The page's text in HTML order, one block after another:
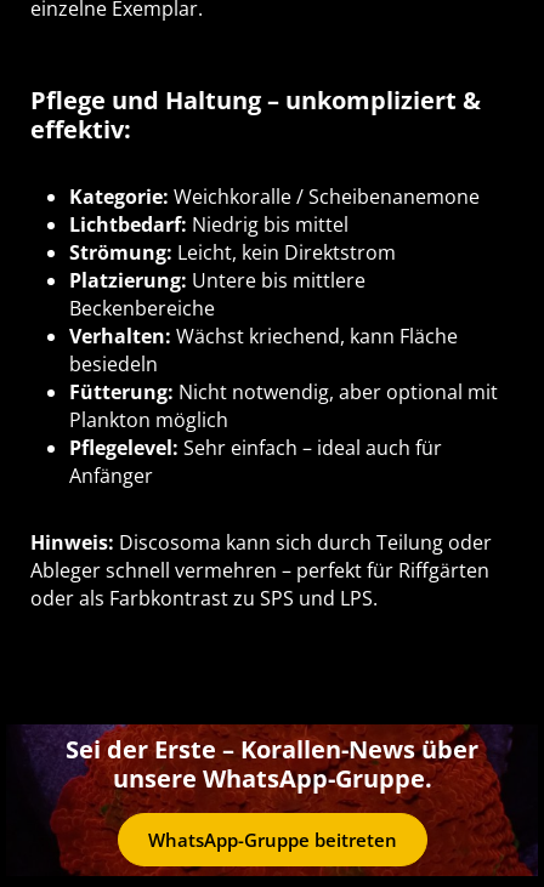
einzelne Exemplar.
Pflege und Haltung – unkompliziert &
effektiv:
Kategorie: Weichkoralle / Scheibenanemone
Lichtbedarf: Niedrig bis mittel
Strömung: Leicht, kein Direktstrom
Platzierung: Untere bis mittlere
Beckenbereiche
Verhalten: Wächst kriechend, kann Fläche
besiedeln
Fütterung: Nicht notwendig, aber optional mit
Plankton möglich
Pflegelevel: Sehr einfach – ideal auch für
Anfänger
Hinweis: Discosoma kann sich durch Teilung oder
Ableger schnell vermehren – perfekt für Riffgärten
oder als Farbkontrast zu SPS und LPS.
Sei der Erste – Korallen-News über
unsere WhatsApp-Gruppe.
WhatsApp-Gruppe beitreten